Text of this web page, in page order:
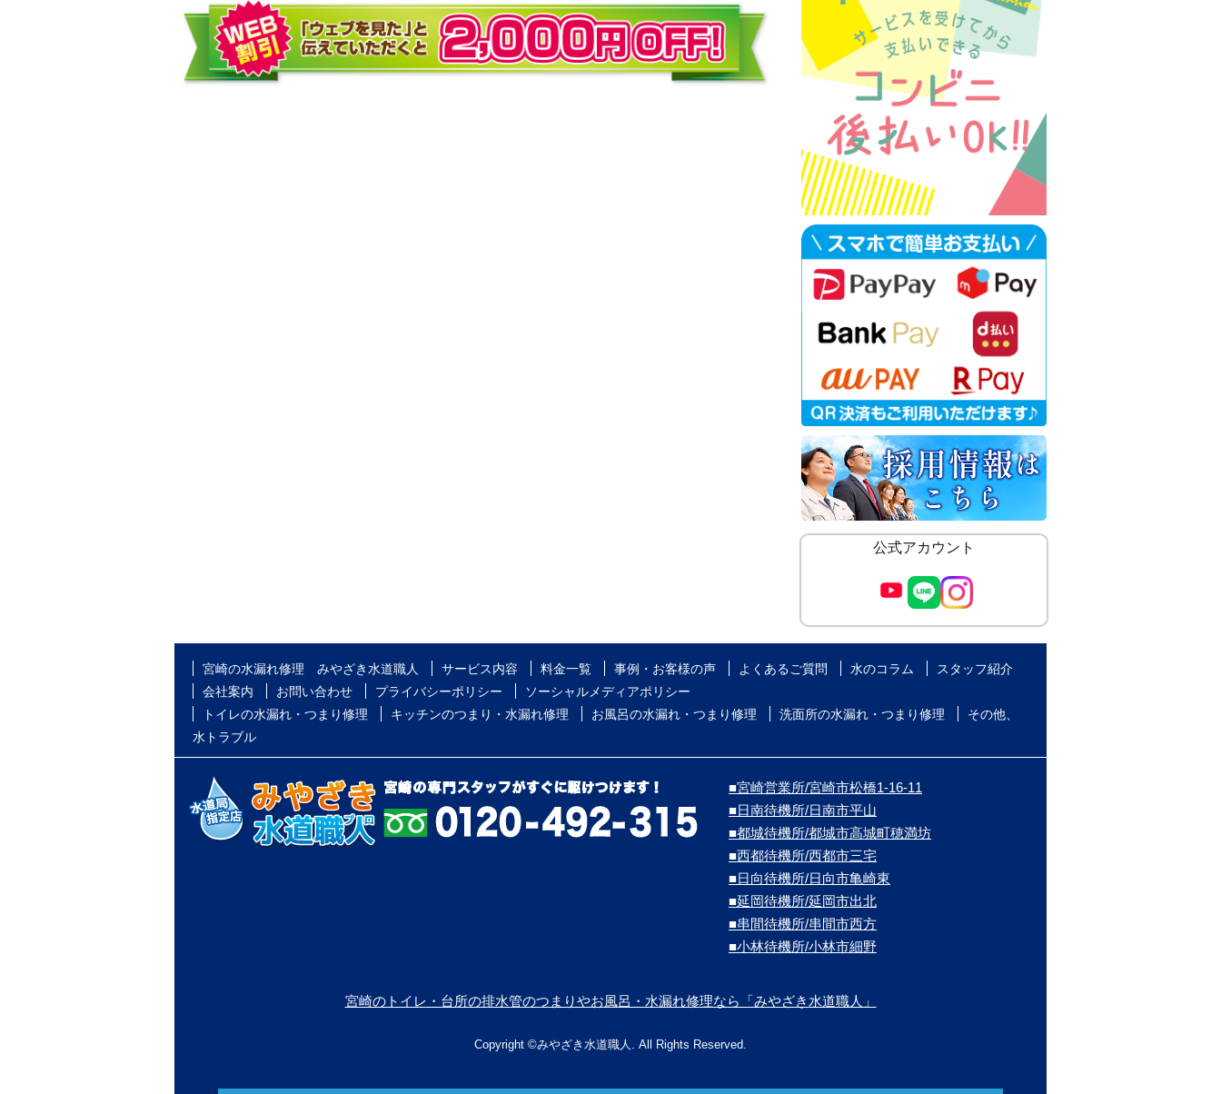
公式アカウント
宮崎の水漏れ修理 みやざき水道職人 サービス内容 料金一覧 事例・お客様の声 よくあるご質問 水のコラム
スタッフ紹介
会社案内
お問い合わせ プライバシーポリシー
ソーシャルメディアポリシー
トイレの水漏れ・つまり修理
キッチンのつまり・水漏れ修理 お風呂の水漏れ・つまり修理 洗面所の水漏れ・つまり修理
その他、
水トラブル
■宮崎営業所/宮崎市松橋1-16-11
■日南待機所/日南市平山
■都城待機所/都城市高城町穂満坊
■西都待機所/西都市三宅
■日向待機所/日向市亀崎東
■延岡待機所/延岡市出北
■串間待機所/串間市西方
■小林待機所/小林市細野
宮崎のトイレ・台所の排水管のつまりやお風呂・水漏れ修理なら「みやざき水道職人」
Copyright ©みやざき水道職人. All Rights Reserved.